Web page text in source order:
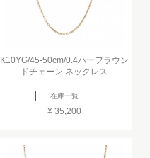
K10YG/45-50cm/0.4ハーフラウン
ドチェーン ネックレス
在庫一覧
¥ 35,200